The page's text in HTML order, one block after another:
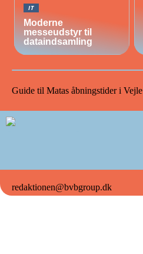
IT
Moderne
messeudstyr til
dataindsamling
Guide til Matas åbningstider i Vejle
redaktionen@bvbgroup.dk